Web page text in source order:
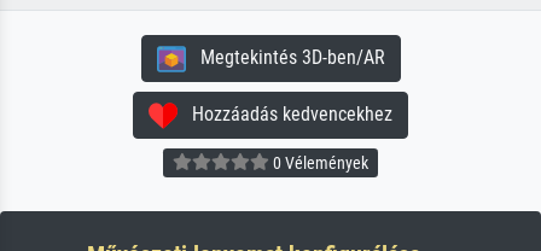
Megtekintés 3D-ben/AR
Hozzáadás kedvencekhez
0 Vélemények